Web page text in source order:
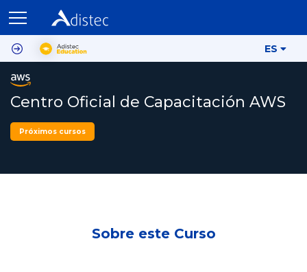
ES
Centro Oficial de Capacitación AWS
Próximos cursos
Sobre este Curso